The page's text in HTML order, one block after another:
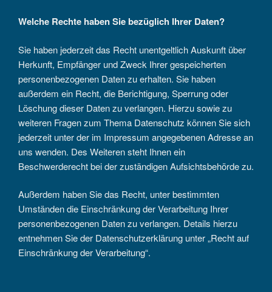
Welche Rechte haben Sie bezüglich Ihrer Daten?
Sie haben jederzeit das Recht unentgeltlich Auskunft über
Herkunft, Empfänger und Zweck Ihrer gespeicherten
personenbezogenen Daten zu erhalten. Sie haben
außerdem ein Recht, die Berichtigung, Sperrung oder
Löschung dieser Daten zu verlangen. Hierzu sowie zu
weiteren Fragen zum Thema Datenschutz können Sie sich
jederzeit unter der im Impressum angegebenen Adresse an
uns wenden. Des Weiteren steht Ihnen ein
Beschwerderecht bei der zuständigen Aufsichtsbehörde zu.
Außerdem haben Sie das Recht, unter bestimmten
Umständen die Einschränkung der Verarbeitung Ihrer
personenbezogenen Daten zu verlangen. Details hierzu
entnehmen Sie der Datenschutzerklärung unter „Recht auf
Einschränkung der Verarbeitung“.